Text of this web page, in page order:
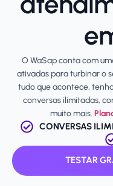
O WaSap conta com
ativadas para turbinar o
tudo que acontece,
conversas ilimitadas,
muito mais.
CONVERSAS
TESTAR